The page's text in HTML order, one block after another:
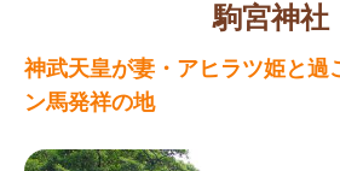
駒宮神社
神武天皇が妻・アヒラツ姫と過
ン馬発祥の地